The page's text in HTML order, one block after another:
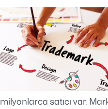
milyonlarca satıcı var.